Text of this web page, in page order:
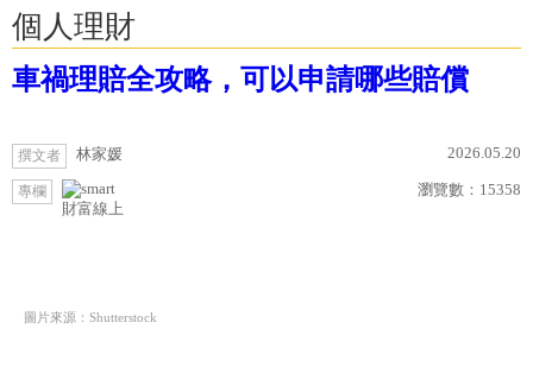
個人理財
車禍理賠全攻略，可以申請哪些賠償
撰文者 林家媛 2026.05.20
專欄
財富線上
瀏覽數： 15358
圖片來源：Shutterstock